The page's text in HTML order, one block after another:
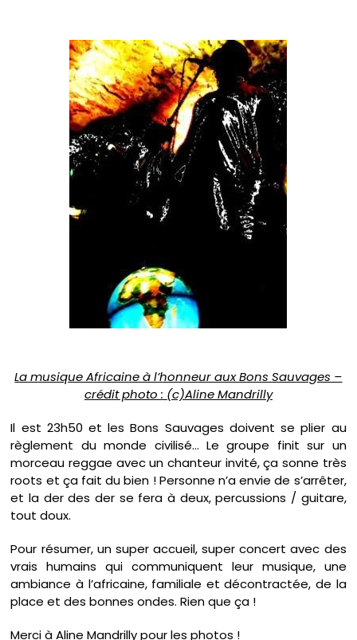
La musique Africaine à l’honneur aux Bons Sauvages –
crédit photo : (c)Aline Mandrilly
Il est 23h50 et les Bons Sauvages doivent se plier au
règlement du monde civilisé… Le groupe finit sur un
morceau reggae avec un chanteur invité, ça sonne très
roots et ça fait du bien ! Personne n’a envie de s’arrêter,
et la der des der se fera à deux, percussions / guitare,
tout doux.
Pour résumer, un super accueil, super concert avec des
vrais humains qui communiquent leur musique, une
ambiance à l’africaine, familiale et décontractée, de la
place et des bonnes ondes. Rien que ça !
Merci à Aline Mandrilly pour les photos !